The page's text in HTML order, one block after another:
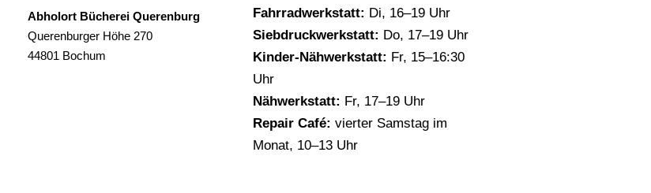
Abholort Bücherei Querenburg
Querenburger Höhe 270
44801 Bochum
Fahrradwerkstatt: Di, 16–19 Uhr
Siebdruckwerkstatt: Do, 17–19 Uhr
Kinder-Nähwerkstatt: Fr, 15–16:30
Uhr
Nähwerkstatt: Fr, 17–19 Uhr
Repair Café: vierter Samstag im
Monat, 10–13 Uhr